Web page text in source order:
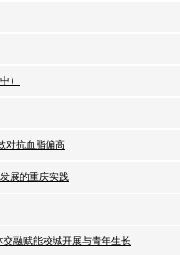
）
对抗血脂偏高
展的重庆实践
融赋能校城开展与青年生长